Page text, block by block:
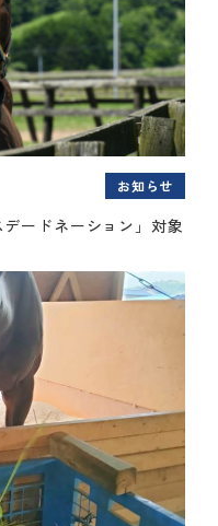
お知らせ
デードネーション」対象